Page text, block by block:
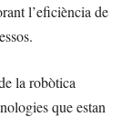
l’eficiència de
la robòtica
que estan